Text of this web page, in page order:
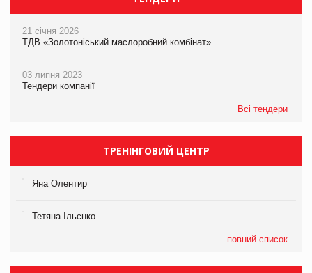
21 січня 2026
ТДВ «Золотоніський маслоробний комбінат»
03 липня 2023
Тендери компанії
Всі тендери
ТРЕНІНГОВИЙ ЦЕНТР
Яна Олентир
Тетяна Ільєнко
повний список